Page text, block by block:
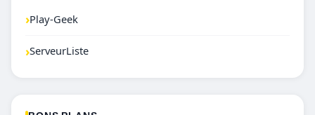
›Play-Geek
›ServeurListe